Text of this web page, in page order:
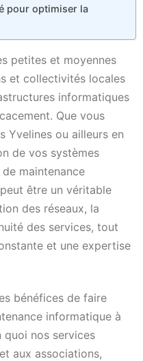
pour optimiser la
petites et moyennes
et collectivités locales
informatiques
Que vous
Yvelines ou ailleurs en
de vos systèmes
maintenance
être un véritable
des réseaux, la
des services, tout
et une expertise
bénéfices de faire
informatique à
quoi nos services
aux associations,